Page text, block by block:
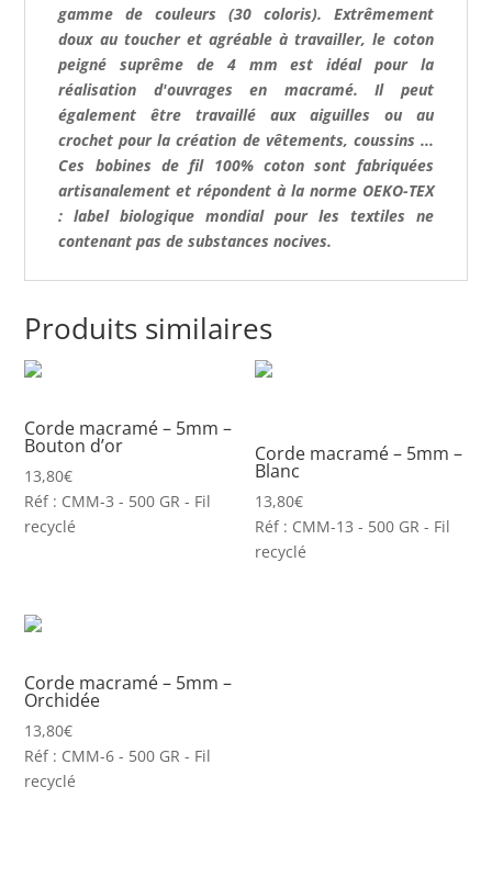
gamme de couleurs (30 coloris). Extrêmement
doux au toucher et agréable à travailler, le coton
peigné suprême de 4 mm est idéal pour la
réalisation d'ouvrages en macramé. Il peut
également être travaillé aux aiguilles ou au
crochet pour la création de vêtements, coussins ...
Ces bobines de fil 100% coton sont fabriquées
artisanalement et répondent à la norme OEKO-TEX
: label biologique mondial pour les textiles ne
contenant pas de substances nocives.
Produits similaires
Corde macramé – 5mm –
Bouton d’or
13,80€
Réf : CMM-3 - 500 GR - Fil
recyclé
Corde macramé – 5mm –
Blanc
13,80€
Réf : CMM-13 - 500 GR - Fil
recyclé
Corde macramé – 5mm –
Orchidée
13,80€
Réf : CMM-6 - 500 GR - Fil
recyclé